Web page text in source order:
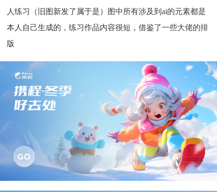
人练习（旧图新发了属于是）图中所有涉及到ai的元素都是
本人自己生成的，练习作品内容很短，借鉴了一些大佬的排
版